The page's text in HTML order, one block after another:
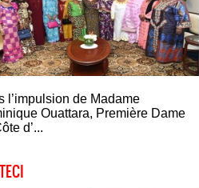
l’impulsion de Madame
Ouattara, Première Dame
d’...